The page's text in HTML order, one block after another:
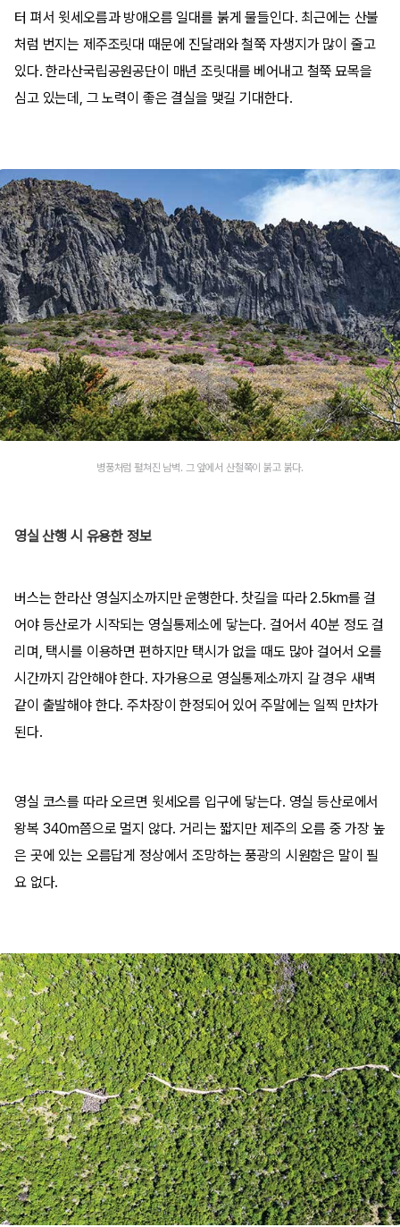
터 펴서 윗세오름과 방애오름 일대를 붉게 물들인다. 최근에는 산불
처럼 번지는 제주조릿대 때문에 진달래와 철쭉 자생지가 많이 줄고
있다. 한라산국립공원공단이 매년 조릿대를 베어내고 철쭉 묘목을
심고 있는데, 그 노력이 좋은 결실을 맺길 기대한다.
병풍처럼 펼쳐진 남벽. 그 앞에서 산철쭉이 붉고 붉다.
영실 산행 시 유용한 정보
버스는 한라산 영실지소까지만 운행한다. 찻길을 따라 2.5km를 걸
어야 등산로가 시작되는 영실통제소에 닿는다. 걸어서 40분 정도 걸
리며, 택시를 이용하면 편하지만 택시가 없을 때도 많아 걸어서 오를
시간까지 감안해야 한다. 자가용으로 영실통제소까지 갈 경우 새벽
같이 출발해야 한다. 주차장이 한정되어 있어 주말에는 일찍 만차가
된다.
영실 코스를 따라 오르면 윗세오름 입구에 닿는다. 영실 등산로에서
왕복 340m쯤으로 멀지 않다. 거리는 짧지만 제주의 오름 중 가장 높
은 곳에 있는 오름답게 정상에서 조망하는 풍광의 시원함은 말이 필
요 없다.